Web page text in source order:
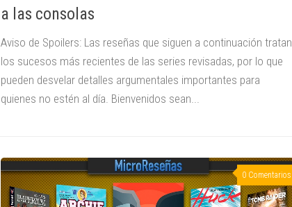
a las consolas
Aviso de Spoilers: Las reseñas que siguen a continuación tratan
los sucesos más recientes de las series revisadas, por lo que
pueden desvelar detalles argumentales importantes para
quienes no estén al día. Bienvenidos sean...
0 Comentarios